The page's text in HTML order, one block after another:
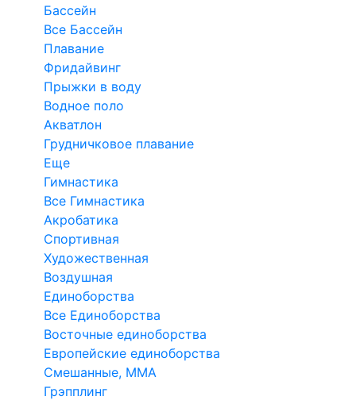
Бассейн
Все Бассейн
Плавание
Фридайвинг
Прыжки в воду
Водное поло
Акватлон
Грудничковое плавание
Еще
Гимнастика
Все Гимнастика
Акробатика
Спортивная
Художественная
Воздушная
Единоборства
Все Единоборства
Восточные единоборства
Европейские единоборства
Смешанные, ММА
Грэпплинг